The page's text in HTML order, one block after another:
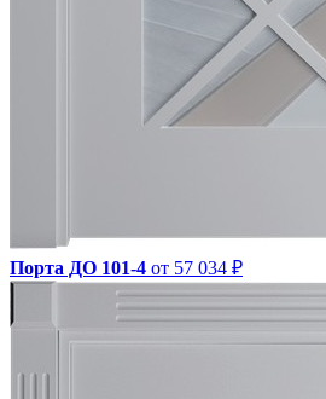
Порта ДО 101-4 от 57 034 ₽